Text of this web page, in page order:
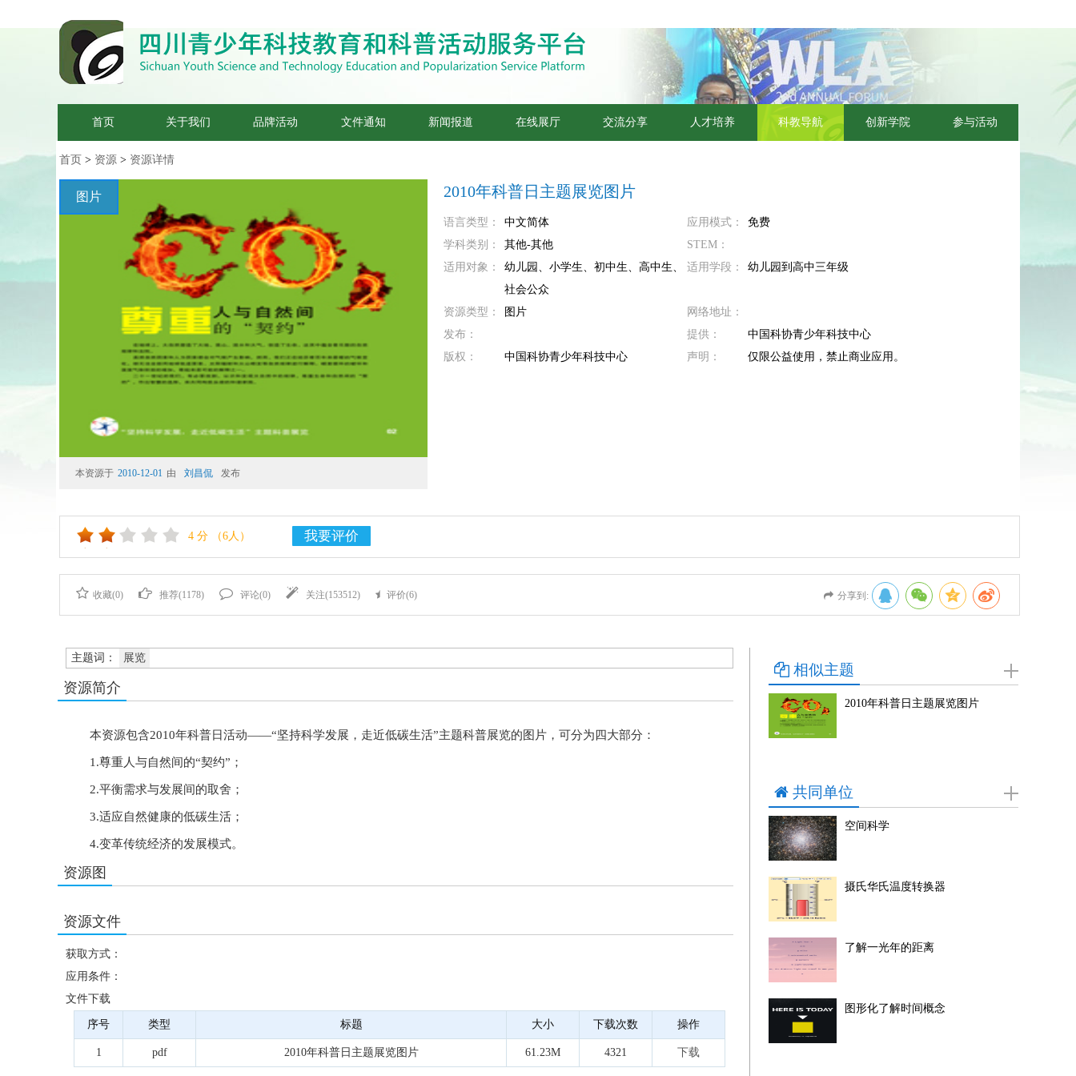
首页 关于我们 品牌活动 文件通知 新闻报道 在线展厅 交流分享 人才培养 科教导航 创新学院 参与活动
首页 > 资源 > 资源详情
本资源于 2010-12-01 由 刘昌侃 发布
图片 2010年科普日主题展览图片
语言类型： 中文简体 应用模式：
免费
学科类别：
其他-其他
STEM：
适用对象：
幼儿园、小学生、初中生、高中生、
社会公众
适用学段： 幼儿园到高中三年级
资源类型： 图片
网络地址：
发布：
提供：
中国科协青少年科技中心
版权：
中国科协青少年科技中心 声明： 仅限公益使用，禁止商业应用。
4 分 （6人） 我要评价
收藏(0) 推荐(1178) 评论(0) 关注(153512) 评价(6) 分享到:
主题词： 展览
资源简介
本资源包含2010年科普日活动——“坚持科学发展，走近低碳生活”主题科普展览的图片，可分为四大部分：
1.尊重人与自然间的“契约”；
2.平衡需求与发展间的取舍；
3.适应自然健康的低碳生活；
4.变革传统经济的发展模式。
资源图
资源文件
获取方式：
应用条件：
文件下载
序号 类型 标题 大小 下载次数 操作
1 pdf 2010年科普日主题展览图片 61.23M 4321 下载
相似主题
2010年科普日主题展览图片
共同单位
空间科学
摄氏华氏温度转换器
了解一光年的距离
图形化了解时间概念